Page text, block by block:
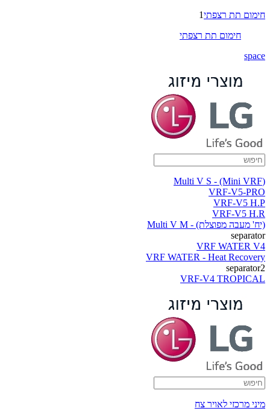
חימום תת רצפתי1
חימום תת רצפתי
space
(Multi V S - (Mini VRF
VRF-V5-PRO
VRF-V5 H.P
VRF-V5 H.R
(יח' מעבה מפוצלת) - Multi V M
separator
VRF WATER V4
VRF WATER - Heat Recovery
separator2
VRF-V4 TROPICAL
מיני מרכזי לאויר צח